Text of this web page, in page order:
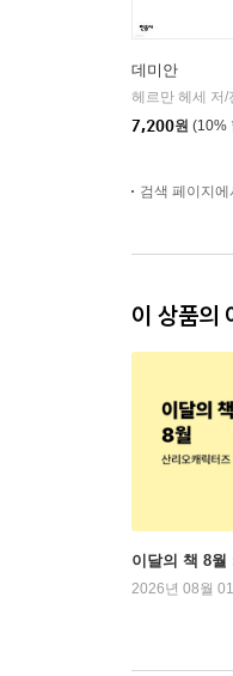
데미안
7,200원 (10%
검색 페이지
이 상품의
이달의 책 8월
2026년 08월